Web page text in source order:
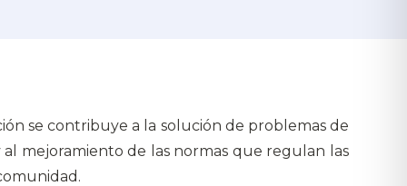
se contribuye a la solución de problemas de
mejoramiento de las normas que regulan las